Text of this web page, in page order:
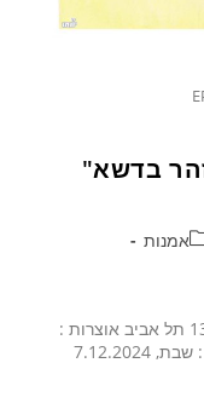
בדשא"
אמנות
בגלריה Global Art רח' מרכז בעלי מלאכה 13 תל אביב אוצרות :
מיכלי אדלר | ד"ר גליה דוכין אריאלי פתיחה : שבת, 7.12.2024